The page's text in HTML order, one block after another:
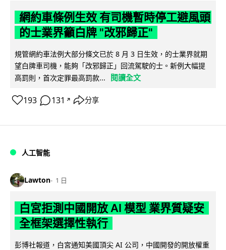
網約車條例生效 有司機暫時停工避風頭
的士業界籲白牌 "改邪歸正"
規管網約車法例大部分條文已於 8 月 3 日生效，的士業界就期
望白牌車司機，能夠「改邪歸正」回流駕駛的士。新例大幅提
高罰則，首次定罪最高罰款...
閱讀全文
193 131 ↗ 分享
人工智能
Lawton 1 日
白宮拒測中國開放 AI 模型 業界質疑安
全框架選擇性執行
彭博社報道，白宮通知美國頂尖 AI 公司，中國開發的開放權重